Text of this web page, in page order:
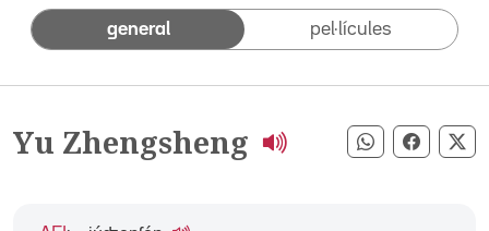
general pel·lícules
Yu Zhengsheng Compartir